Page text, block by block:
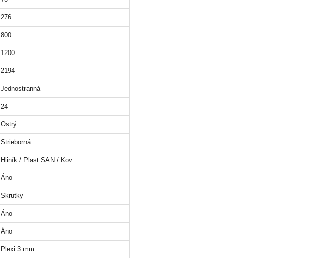
276
800
1200
2194
Jednostranná
24
Ostrý
Strieborná
Hliník / Plast SAN / Kov
Áno
Skrutky
Áno
Áno
Plexi 3 mm